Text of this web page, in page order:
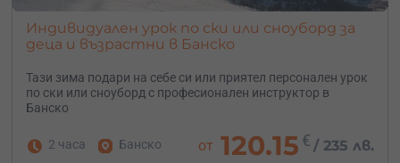
Индивидуален урок по ски или сноуборд за
деца и възрастни в Банско
Тази зима подари на себе си или приятел персонален урок
по ски или сноуборд с професионален инструктор в
Банско
2 часа Банско от 120.15 € /235 лв.